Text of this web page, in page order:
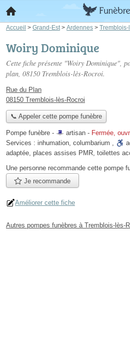
Accueil > Grand-Est > Ardennes > Tremblois-
Woiry Dominique
Cette fiche présente "Woiry Dominique",
plan, 08150 Tremblois-lès-Rocroi.
Rue du Plan
08150 Tremblois-lès-Rocroi
📞 Appeler cette pompe funèbre
Pompe funèbre - artisan - Fermée,
Services : inhumation, columbarium ,
adaptée, places assises PMR, toilettes
Une personne recommande cette pompe
Je recommande
Améliorer cette fiche
Autres pompes funèbres à Tremblois-lès-